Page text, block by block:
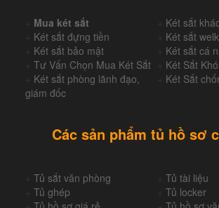
Mua két sắt Két sắt
Két sắt đựng tiền Két sắt
Két sắt bảo mật Két sắt cá
Tư Vấn Chọn Mua Két Sắt Két Sắt
Két sắt phòng lãnh đạo,
giám đốc
Két Sắt
Các sản phẩm tủ hồ sơ
Tủ sắt văn phòng Tủ tài liệu
Tủ ghép Tủ locker